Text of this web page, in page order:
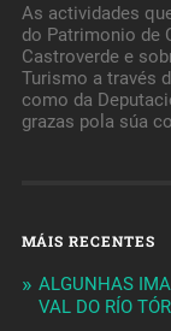
As actividades
do Patrimonio de
Castroverde e
Turismo a través
como da
grazas pola súa
MÁIS RECENTES
ALGUNHAS
VAL DO RÍO